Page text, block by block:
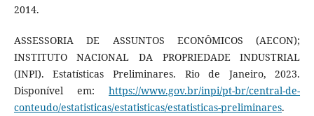
2014.
ASSESSORIA DE ASSUNTOS ECONÔMICOS (AECON);
INSTITUTO NACIONAL DA PROPRIEDADE INDUSTRIAL
(INPI). Estatísticas Preliminares. Rio de Janeiro, 2023.
Disponível em:https://www.gov.br/inpi/pt-br/central-de-
conteudo/estatisticas/estatisticas/estatisticas-preliminares.